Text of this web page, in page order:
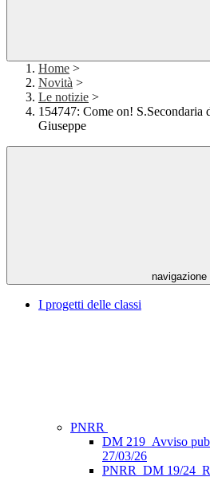
Home >
Novità >
Le notizie >
154747: Come on! S.Secondaria
Giuseppe
navigazione
I progetti delle classi
PNRR
DM 219_Avviso
27/03/26
PNRR_DM 19/